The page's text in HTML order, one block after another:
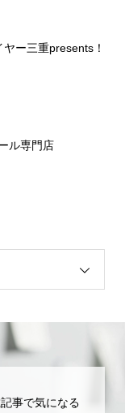
ー三重presents！
ル専門店
事で気になる